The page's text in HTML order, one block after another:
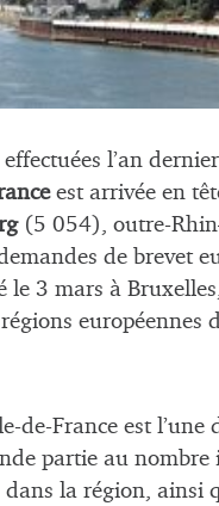
l’an
est arrivée en
(5 054), outre-
de brevet
le 3 mars à
européennes
de-France est
partie au
la région, ainsi